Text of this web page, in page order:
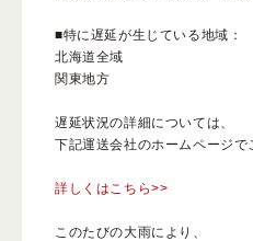
よくある質問
スペシャルコンテンツ
クレンジングバームの魅力
■特に遅延が生じている地域：
北海道全域
関東地方
遅延状況の詳細については、
下記運送会社のホームページで
詳しくはこちら>>
このたびの大雨により、